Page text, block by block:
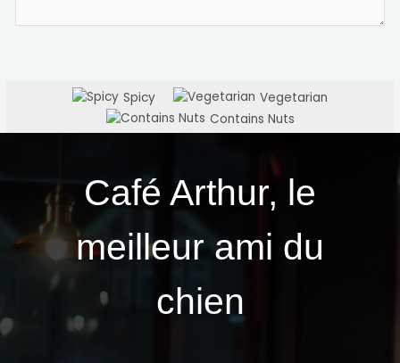
Spicy
Vegetarian
Contains Nuts
Café Arthur, le
meilleur ami du
chien